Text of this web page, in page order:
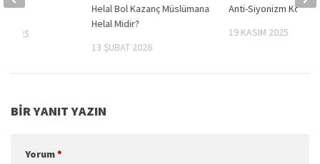
Helal Bol Kazanç Müslümana
Helal Midir?
13 ŞUBAT 2026
Anti-Siyonizm
19 KASIM 2025
2025
BIR YANIT YAZIN
Yorum*